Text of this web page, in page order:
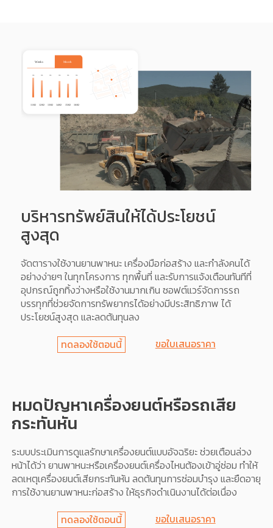
บริหารทรัพย์สินให้ได้ประโยชน์
สูงสุด
จัดตารางใช้งานยานพาหนะ เครื่องมือก่อสร้าง และกำลังคนได้
อย่างง่ายๆ ในทุกโครงการ ทุกพื้นที่ และรับการแจ้งเตือนทันทีที่
อุปกรณ์ถูกทิ้งว่างหรือใช้งานมากเกิน ซอฟต์แวร์จัดการรถ
บรรทุกที่ช่วยจัดการทรัพยากรได้อย่างมีประสิทธิภาพ ได้
ประโยชน์สูงสุด และลดต้นทุนลง
ทดลองใช้ตอนนี้ ขอใบเสนอราคา
หมดปัญหาเครื่องยนต์หรือรถเสีย
กระทันหัน
ระบบประเมินการดูแลรักษาเครื่องยนต์แบบอัจฉริยะ ช่วยเตือนล่วง
หน้าได้ว่า ยานพาหนะหรือเครื่องยนต์เครื่องไหนต้องเข้าอู่ซ่อม ทำให้
ลดเหตุเครื่องยนต์เสียกระทันหัน ลดต้นทุนการซ่อมบำรุง และยืดอายุ
การใช้งานยานพาหนะก่อสร้าง ให้ธุรกิจดำเนินงานได้ต่อเนื่อง
ทดลองใช้ตอนนี้ ขอใบเสนอราคา